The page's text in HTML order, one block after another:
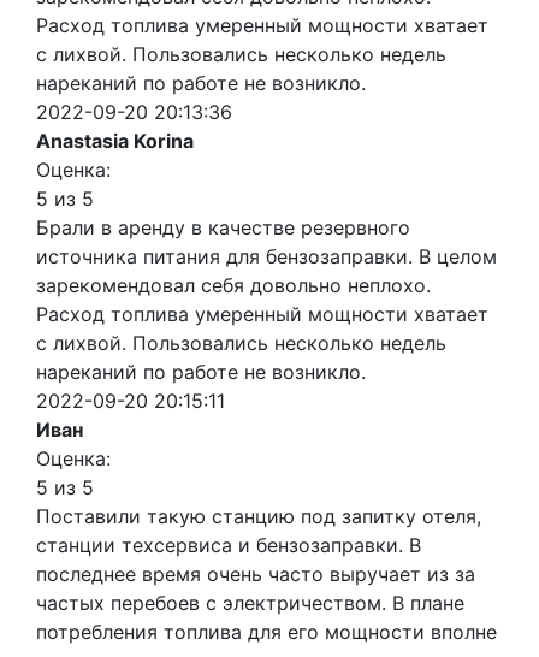
Расход топлива умеренный мощности хватает
с лихвой. Пользовались несколько недель
нареканий по работе не возникло.
2022-09-20 20:13:36
Anastasia Korina
Оценка:
5 из 5
Брали в аренду в качестве резервного
источника питания для бензозаправки. В целом
зарекомендовал себя довольно неплохо.
Расход топлива умеренный мощности хватает
с лихвой. Пользовались несколько недель
нареканий по работе не возникло.
2022-09-20 20:15:11
Иван
Оценка:
5 из 5
Поставили такую станцию под запитку отеля,
станции техсервиса и бензозаправки. В
последнее время очень часто выручает из за
частых перебоев с электричеством. В плане
потребления топлива для его мощности вполне